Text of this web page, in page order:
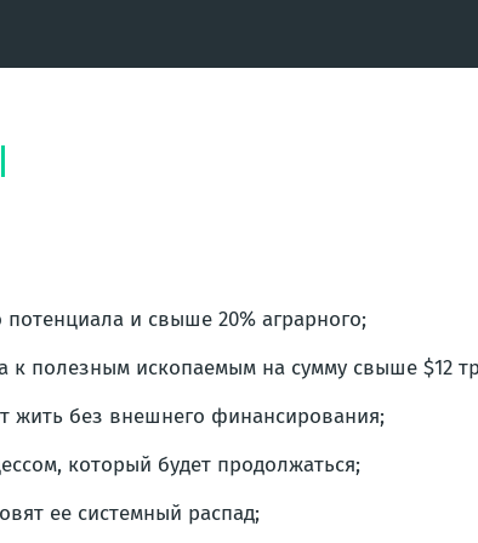
и свыше 20% аграрного;
к полезным ископаемым на сумму свыше $12
жить без внешнего финансирования;
который будет продолжаться;
ее системный распад;